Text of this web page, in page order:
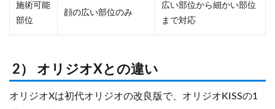
施術可能
部位
顔の広い部位のみ
広い部位から細かい部位
まで対応
2） オリジオXとの違い
オリジオXは初代オリジオの改良版で、オリジオKISSの1